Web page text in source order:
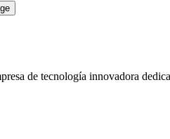
de tecnología innovadora